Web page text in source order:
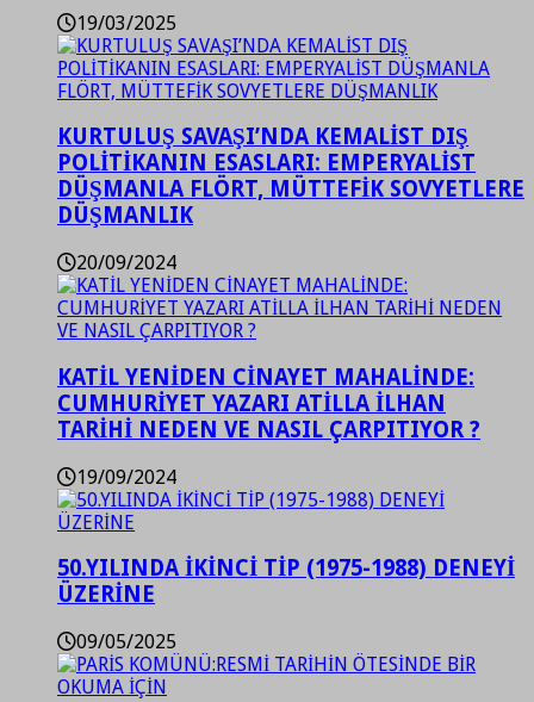
19/03/2025
KURTULUŞ SAVAŞI’NDA KEMALİST DIŞ
POLİTİKANIN ESASLARI: EMPERYALİST
DÜŞMANLA FLÖRT, MÜTTEFİK SOVYETLERE
DÜŞMANLIK
20/09/2024
KATİL YENİDEN CİNAYET MAHALİNDE:
CUMHURİYET YAZARI ATİLLA İLHAN
TARİHİ NEDEN VE NASIL ÇARPITIYOR ?
19/09/2024
50.YILINDA İKİNCİ TİP (1975-1988) DENEYİ
ÜZERİNE
09/05/2025